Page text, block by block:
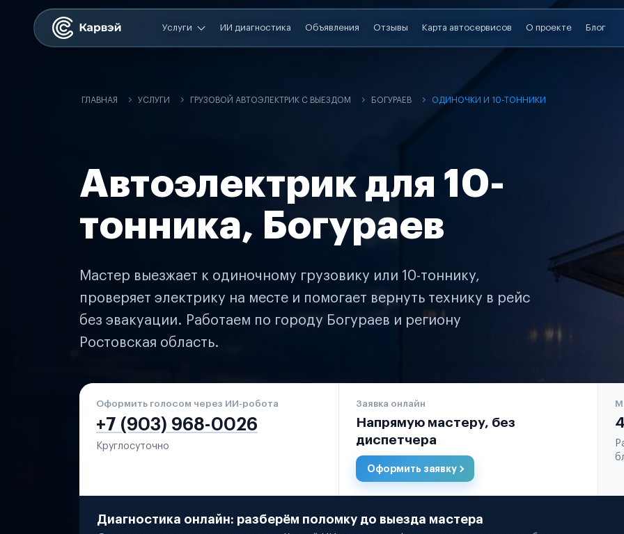
Услуги ИИ диагностика Объявления Отзывы Карта автосервисов О проекте Блог
ГЛАВНАЯ УСЛУГИ ГРУЗОВОЙ АВТОЭЛЕКТРИК С ВЫЕЗДОМ БОГУРАЕВ ОДИНОЧКИ И 10-ТОННИКИ
Автоэлектрик для 10-
тонника, Богураев
Мастер выезжает к одиночному грузовику или 10-тоннику,
проверяет электрику на месте и помогает вернуть технику в рейс
без эвакуации. Работаем по городу Богураев и региону
Ростовская область.
Оформить голосом через ИИ-робота
+7 (903) 968-0026
Круглосуточно
Заявка онлайн
Напрямую мастеру, без
диспетчера
Оформить заявку
Диагностика онлайн: разберём поломку до выезда мастера